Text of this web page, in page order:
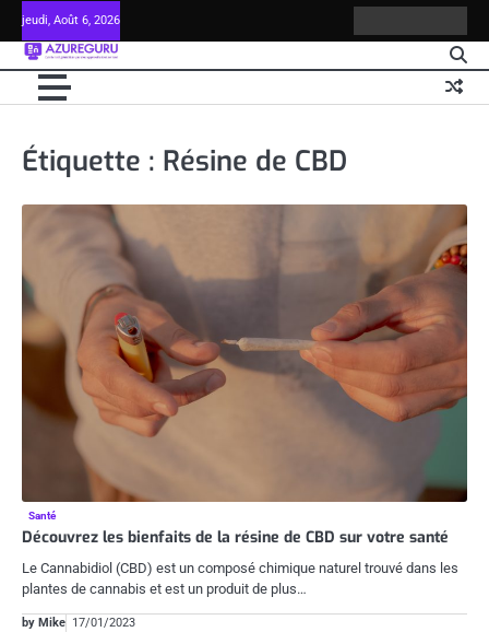
Skip
to
content
jeudi, Août 6, 2026
légales
du
en
de
Étiquette : Résine de CBD
Santé
Découvrez les bienfaits de la résine de CBD sur votre santé
Le Cannabidiol (CBD) est un composé chimique naturel trouvé dans les
plantes de cannabis et est un produit de plus…
by Mike 17/01/2023